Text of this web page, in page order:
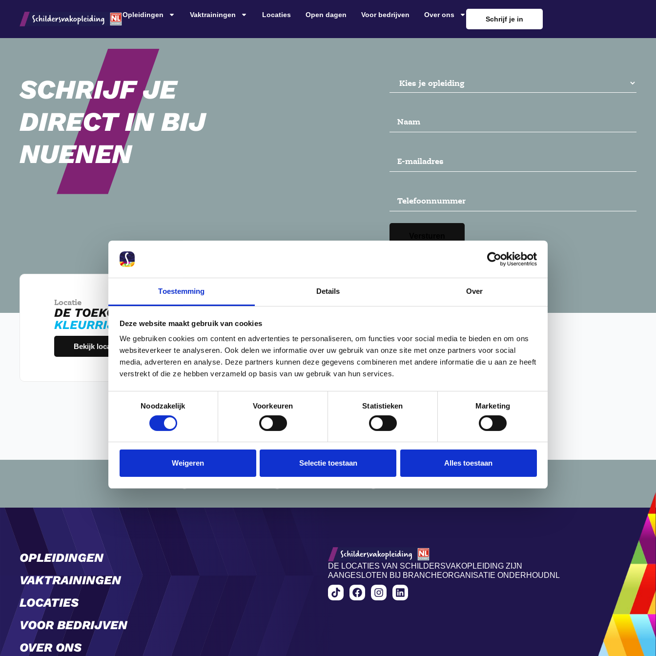
Toestemming Details Over
Deze website maakt gebruik van cookies
We gebruiken cookies om content en advertenties te personaliseren, om functies voor social media te bieden en om ons
websiteverkeer te analyseren. Ook delen we informatie over uw gebruik van onze site met onze partners voor social
media, adverteren en analyse. Deze partners kunnen deze gegevens combineren met andere informatie die u aan ze heeft
verstrekt of die ze hebben verzameld op basis van uw gebruik van hun services.
Noodzakelijk
Voorkeuren Statistieken Marketing
Weigeren Selectie toestaan Alles toestaan
Opleidingen Vaktrainingen Locaties Open dagen Voor bedrijven Over ons
Schrijf je in
SCHRIJF JE
DIRECT IN BIJ
NUENEN
mailadres(Vereist)
Locatie
DE TOEKOMST IS
KLEURRIJK
Bekijk locatie Nuenen
OPLEIDINGEN
VAKTRAININGEN
LOCATIES
VOOR BEDRIJVEN
OVER ONS
DE LOCATIES VAN SCHILDERSVAKOPLEIDING ZIJN
AANGESLOTEN BIJ BRANCHEORGANISATIE ONDERHOUDNL